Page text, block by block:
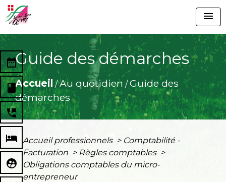
menu
Guide des démarches
Accueil /Au quotidien /Guide des
démarches
date_range
book
perm_phone_msg
local_hotel
supervised_user_circle
Accueil professionnels > Comptabilité -
Facturation > Règles comptables >
Obligations comptables du micro-
entrepreneur